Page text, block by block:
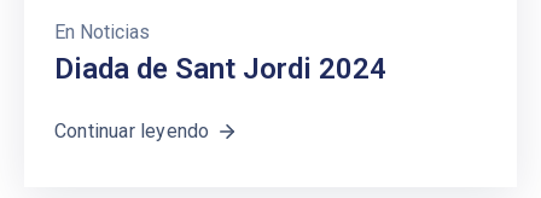
En Noticias
Diada de Sant Jordi 2024
Continuar leyendo